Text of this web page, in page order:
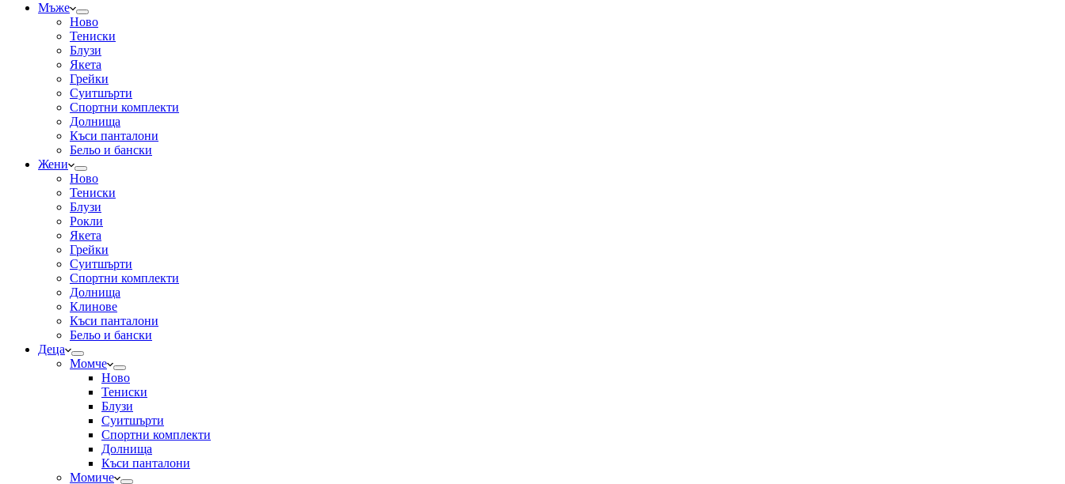
Мъже
Ново
Тениски
Блузи
Якета
Грейки
Суитшърти
Спортни комплекти
Долнища
Къси панталони
Бельо и бански
Жени
Ново
Тениски
Блузи
Рокли
Якета
Грейки
Суитшърти
Спортни комплекти
Долнища
Клинове
Къси панталони
Бельо и бански
Деца
Момче
Ново
Тениски
Блузи
Суитшърти
Спортни комплекти
Долнища
Къси панталони
Момиче